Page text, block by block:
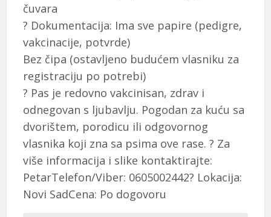
čuvara
? Dokumentacija: Ima sve papire (pedigre,
vakcinacije, potvrde)
Bez čipa (ostavljeno budućem vlasniku za
registraciju po potrebi)
? Pas je redovno vakcinisan, zdrav i
odnegovan s ljubavlju. Pogodan za kuću sa
dvorištem, porodicu ili odgovornog
vlasnika koji zna sa psima ove rase. ? Za
više informacija i slike kontaktirajte:
PetarTelefon/Viber: 0605002442? Lokacija:
Novi SadCena: Po dogovoru